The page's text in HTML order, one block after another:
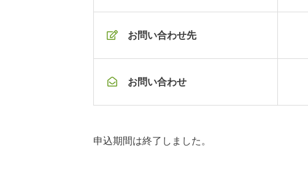
お問い合わせ先
お問い合わせ
申込期間は終了しました。